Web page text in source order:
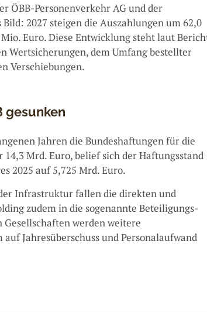
ÖBB-Personenverkehr AG und der
2027 steigen die Auszahlungen um 62,0
Euro. Diese Entwicklung steht laut
Wertsicherungen, dem Umfang bestellter
Verschiebungen.
gesunken
Jahren die Bundeshaftungen für die
14,3 Mrd. Euro, belief sich der Haftungsstand
2025 auf 5,725 Mrd. Euro.
Infrastruktur fallen die direkten und
zudem in die sogenannte Beteiligungs-
Gesellschaften werden weitere
Jahresüberschuss und Personalaufwand